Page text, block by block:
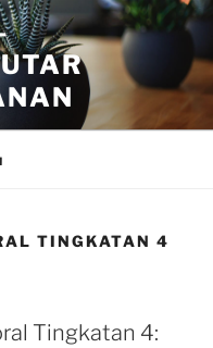
TINGKATAN 4
Tingkatan 4: